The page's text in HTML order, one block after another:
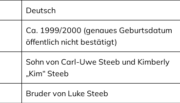
Deutsch
Ca. 1999/2000 (genaues Geburtsdatum
öffentlich nicht bestätigt)
Sohn von Carl-Uwe Steeb und Kimberly
„Kim“ Steeb
Bruder von Luke Steeb